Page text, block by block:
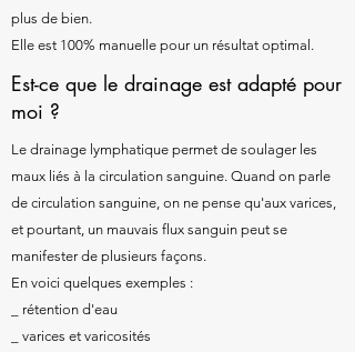
plus de bien.
Elle est 100% manuelle pour un résultat optimal.
Est-ce que le drainage est adapté pour
moi ?
Le drainage lymphatique permet de soulager les
maux liés à la circulation sanguine. Quand on parle
de circulation sanguine, on ne pense qu'aux varices,
et pourtant, un mauvais flux sanguin peut se
manifester de plusieurs façons.
En voici quelques exemples :
_ rétention d'eau
_ varices et varicosités